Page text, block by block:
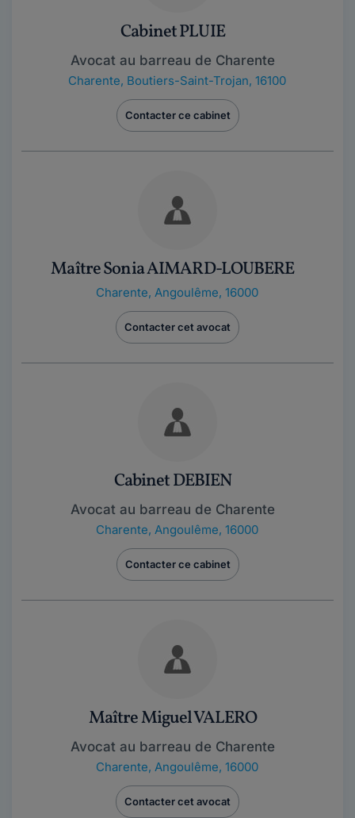
Cabinet PLUIE
Avocat au barreau de Charente
Charente, Boutiers-Saint-Trojan, 16100
Contacter ce cabinet
Maître Sonia AIMARD-LOUBERE
Charente, Angoulême, 16000
Contacter cet avocat
Cabinet DEBIEN
Avocat au barreau de Charente
Charente, Angoulême, 16000
Contacter ce cabinet
Maître Miguel VALERO
Avocat au barreau de Charente
Charente, Angoulême, 16000
Contacter cet avocat